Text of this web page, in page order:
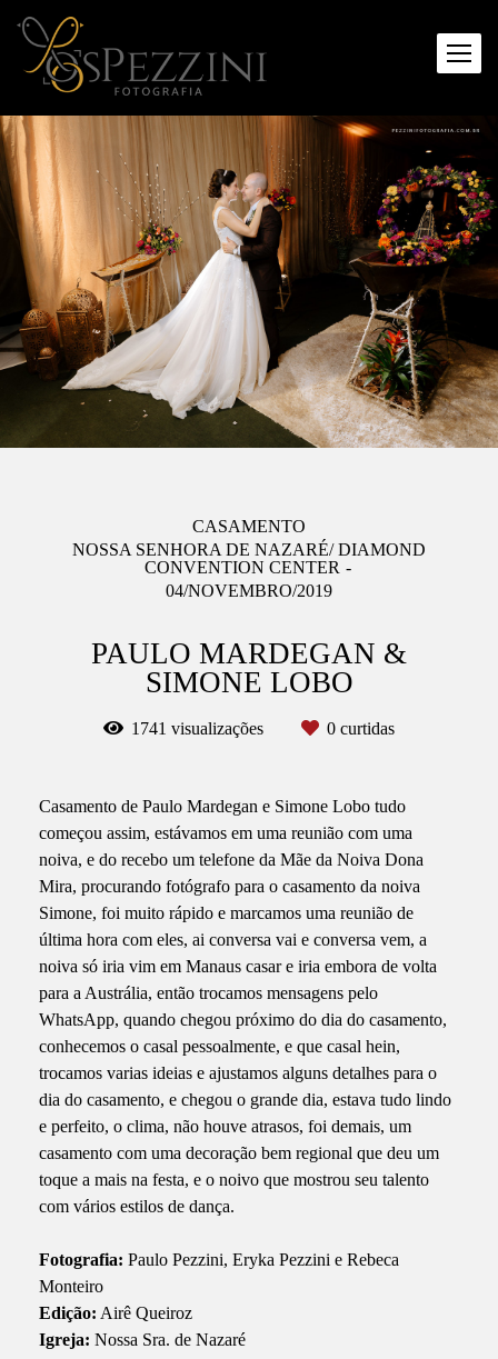
CASAMENTO
NOSSA SENHORA DE NAZARÉ/ DIAMOND
CONVENTION CENTER
04/NOVEMBRO/2019
PAULO MARDEGAN &
SIMONE LOBO
1741 visualizações 0 curtidas
Casamento de Paulo Mardegan e Simone Lobo tudo
começou assim, estávamos em uma reunião com uma
noiva, e do recebo um telefone da Mãe da Noiva Dona
Mira, procurando fotógrafo para o casamento da noiva
Simone, foi muito rápido e marcamos uma reunião de
última hora com eles, ai conversa vai e conversa vem, a
noiva só iria vim em Manaus casar e iria embora de volta
para a Austrália, então trocamos mensagens pelo
WhatsApp, quando chegou próximo do dia do casamento,
conhecemos o casal pessoalmente, e que casal hein,
trocamos varias ideias e ajustamos alguns detalhes para o
dia do casamento, e chegou o grande dia, estava tudo lindo
e perfeito, o clima, não houve atrasos, foi demais, um
casamento com uma decoração bem regional que deu um
toque a mais na festa, e o noivo que mostrou seu talento
com vários estilos de dança.
Fotografia: Paulo Pezzini, Eryka Pezzini e Rebeca
Monteiro
Edição: Airê Queiroz
Igreja: Nossa Sra. de Nazaré